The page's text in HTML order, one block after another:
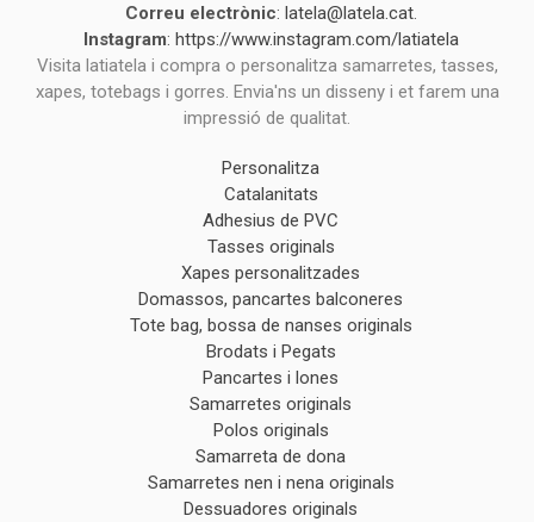
Correu electrònic: latela@latela.cat.
Instagram: https://www.instagram.com/latiatela
Visita latiatela i compra o personalitza samarretes, tasses,
xapes, totebags i gorres. Envia'ns un disseny i et farem una
impressió de qualitat.
Personalitza
Catalanitats
Adhesius de PVC
Tasses originals
Xapes personalitzades
Domassos, pancartes balconeres
Tote bag, bossa de nanses originals
Brodats i Pegats
Pancartes i lones
Samarretes originals
Polos originals
Samarreta de dona
Samarretes nen i nena originals
Dessuadores originals